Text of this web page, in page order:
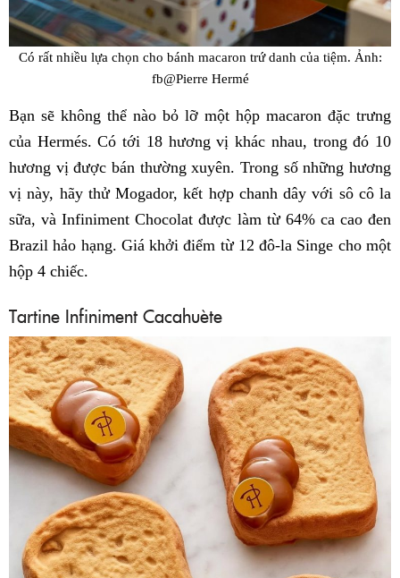
Có rất nhiều lựa chọn cho bánh macaron trứ danh của tiệm. Ảnh:
fb@Pierre Hermé
Bạn sẽ không thể nào bỏ lỡ một hộp macaron đặc trưng
của Hermés. Có tới 18 hương vị khác nhau, trong đó 10
hương vị được bán thường xuyên. Trong số những hương
vị này, hãy thử Mogador, kết hợp chanh dây với sô cô la
sữa, và Infiniment Chocolat được làm từ 64% ca cao đen
Brazil hảo hạng. Giá khởi điểm từ 12 đô-la Singe cho một
hộp 4 chiếc.
Tartine Infiniment Cacahuète